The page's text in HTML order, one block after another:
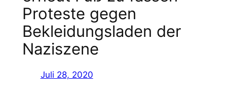
Proteste gegen
Bekleidungsladen der
Naziszene
Juli 28, 2020